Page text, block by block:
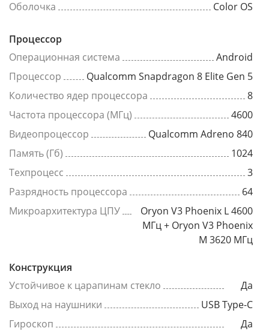
Оболочка Color OS
Процессор
Операционная система
Android
Процессор
Qualcomm Snapdragon 8 Elite Gen 5
Количество ядер процессора
8
Частота процессора (МГц)
4600
Видеопроцессор
Qualcomm Adreno 840
Память (Гб)
1024
Техпроцесс
3
Разрядность процессора
64
Микроархитектура ЦПУ
Oryon V3 Phoenix L 4600
МГц + Oryon V3 Phoenix
M 3620 МГц
Конструкция
Устойчивое к царапинам стекло
Да
Выход на наушники
USB Type-C
Гироскоп
Да